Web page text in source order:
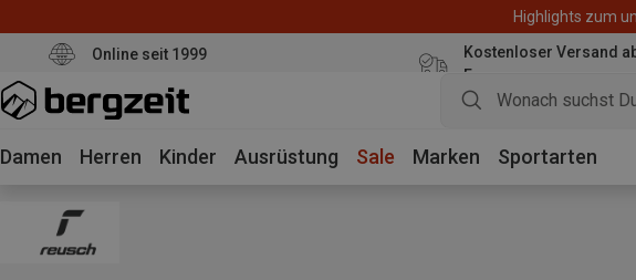
Highlights zum
Online seit 1999
Kostenloser Versand
Euro
Damen Herren Kinder Ausrüstung Sale Marken Sportarten